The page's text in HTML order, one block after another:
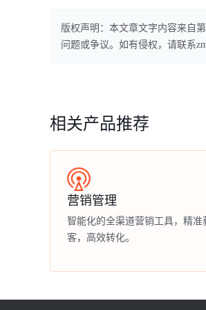
版权声明：本文章文字内容来自
问题或争议。如有侵权，请联系
相关产品推荐
营销管理
智能化的全渠道营销工具，精准
客，高效转化。